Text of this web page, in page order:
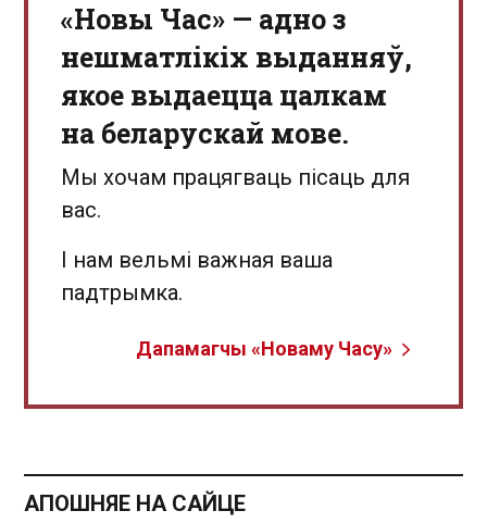
«Новы Час» — адно з
нешматлікіх выданняў,
якое выдаецца цалкам
на беларускай мове.
Мы хочам працягваць пісаць для
вас.
І нам вельмі важная ваша
падтрымка.
Дапамагчы «Новаму Часу»
АПОШНЯЕ НА САЙЦЕ